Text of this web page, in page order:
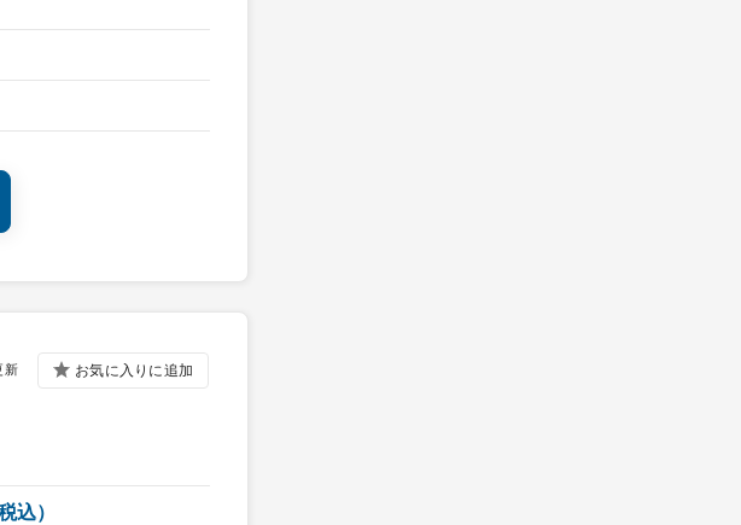
新 お気に入りに追加
込）